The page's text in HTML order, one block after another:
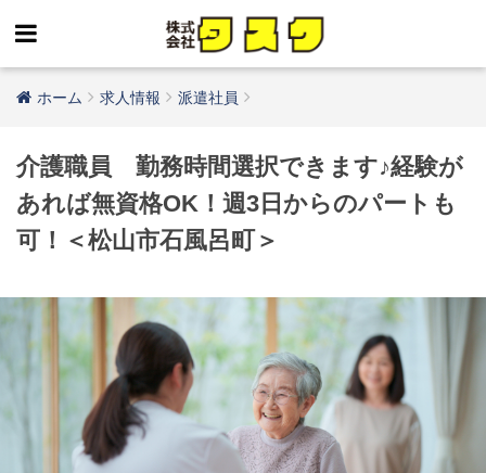
ホーム 求人情報 派遣社員
介護職員 勤務時間選択できます♪経験が
あれば無資格OK！週3日からのパートも
可！＜松山市石風呂町＞